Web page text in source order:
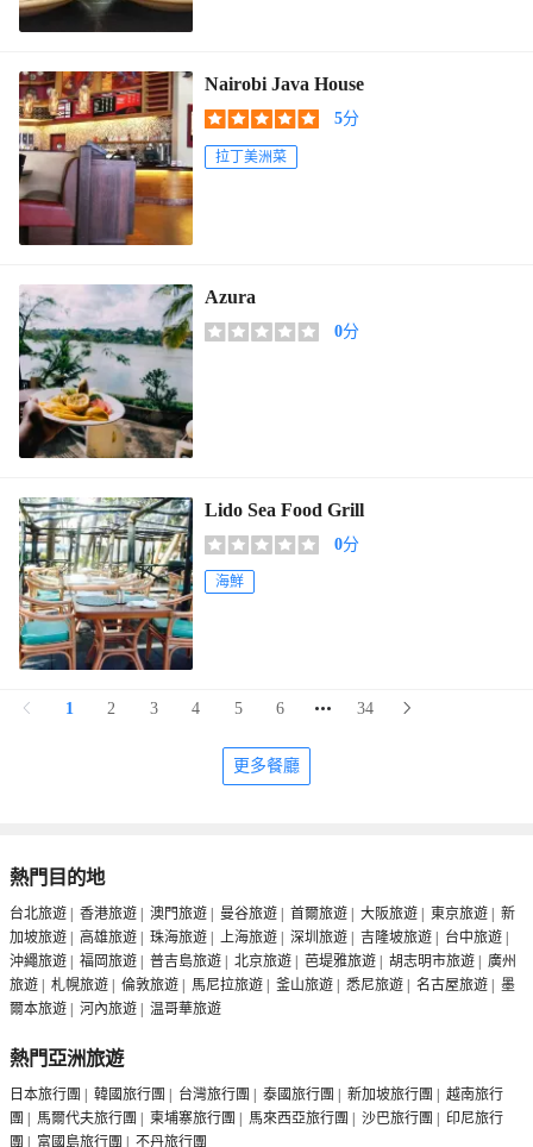
Nairobi Java House
5分
拉丁美洲菜
Azura
0分
Lido Sea Food Grill
0分
海鮮
1 2 3 4 5 6 34
更多餐廳
熱門目的地
台北旅遊 香港旅遊 澳門旅遊 曼谷旅遊 首爾旅遊 大阪旅遊 東京旅遊
新
加坡旅遊
高雄旅遊 珠海旅遊 上海旅遊 深圳旅遊 吉隆坡旅遊 台中旅遊
沖繩旅遊
福岡旅遊 普吉島旅遊 北京旅遊 芭堤雅旅遊 胡志明市旅遊
廣州
旅遊
札幌旅遊 倫敦旅遊 馬尼拉旅遊 釜山旅遊 悉尼旅遊 名古屋旅遊
墨
爾本旅遊
河內旅遊 温哥華旅遊
熱門亞洲旅遊
日本旅行團 韓國旅行團 台灣旅行團 泰國旅行團 新加坡旅行團
越南旅行
團
馬爾代夫旅行團 柬埔寨旅行團 馬來西亞旅行團 沙巴旅行團
印尼旅行
團
富國島旅行團 不丹旅行團